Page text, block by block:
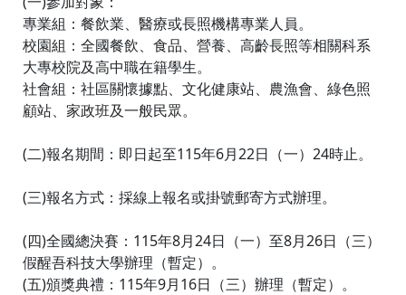
專業組：餐飲業、醫療或長照機構專業人員。
校園組：全國餐飲、食品、營養、高齡長照等相關科系
大專校院及高中職在籍學生。
社會組：社區關懷據點、文化健康站、農漁會、綠色照
顧站、家政班及一般民眾。
(二)報名期間：即日起至115年6月22日（一）24時止。
(三)報名方式：採線上報名或掛號郵寄方式辦理。
(四)全國總決賽：115年8月24日（一）至8月26日（三）
假醒吾科技大學辦理（暫定）。
(五)頒獎典禮：115年9月16日（三）辦理（暫定）。